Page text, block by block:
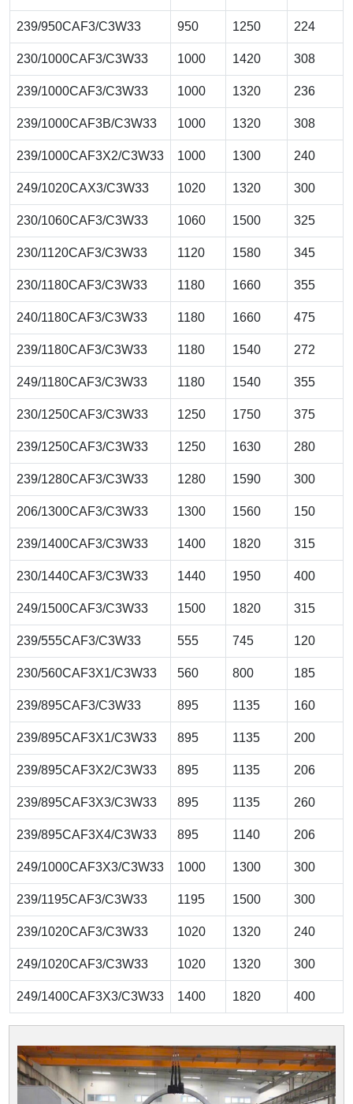
239/950CAF3/C3W33 950 1250 224
230/1000CAF3/C3W33 1000 1420 308
239/1000CAF3/C3W33 1000 1320 236
239/1000CAF3B/C3W33 1000 1320 308
239/1000CAF3X2/C3W33 1000 1300 240
249/1020CAX3/C3W33 1020 1320 300
230/1060CAF3/C3W33 1060 1500 325
230/1120CAF3/C3W33 1120 1580 345
230/1180CAF3/C3W33 1180 1660 355
240/1180CAF3/C3W33 1180 1660 475
239/1180CAF3/C3W33 1180 1540 272
249/1180CAF3/C3W33 1180 1540 355
230/1250CAF3/C3W33 1250 1750 375
239/1250CAF3/C3W33 1250 1630 280
239/1280CAF3/C3W33 1280 1590 300
206/1300CAF3/C3W33 1300 1560 150
239/1400CAF3/C3W33 1400 1820 315
230/1440CAF3/C3W33 1440 1950 400
249/1500CAF3/C3W33 1500 1820 315
239/555CAF3/C3W33 555 745 120
230/560CAF3X1/C3W33 560 800 185
239/895CAF3/C3W33 895 1135 160
239/895CAF3X1/C3W33 895 1135 200
239/895CAF3X2/C3W33 895 1135 206
239/895CAF3X3/C3W33 895 1135 260
239/895CAF3X4/C3W33 895 1140 206
249/1000CAF3X3/C3W33 1000 1300 300
239/1195CAF3/C3W33 1195 1500 300
239/1020CAF3/C3W33 1020 1320 240
249/1020CAF3/C3W33 1020 1320 300
249/1400CAF3X3/C3W33 1400 1820 400